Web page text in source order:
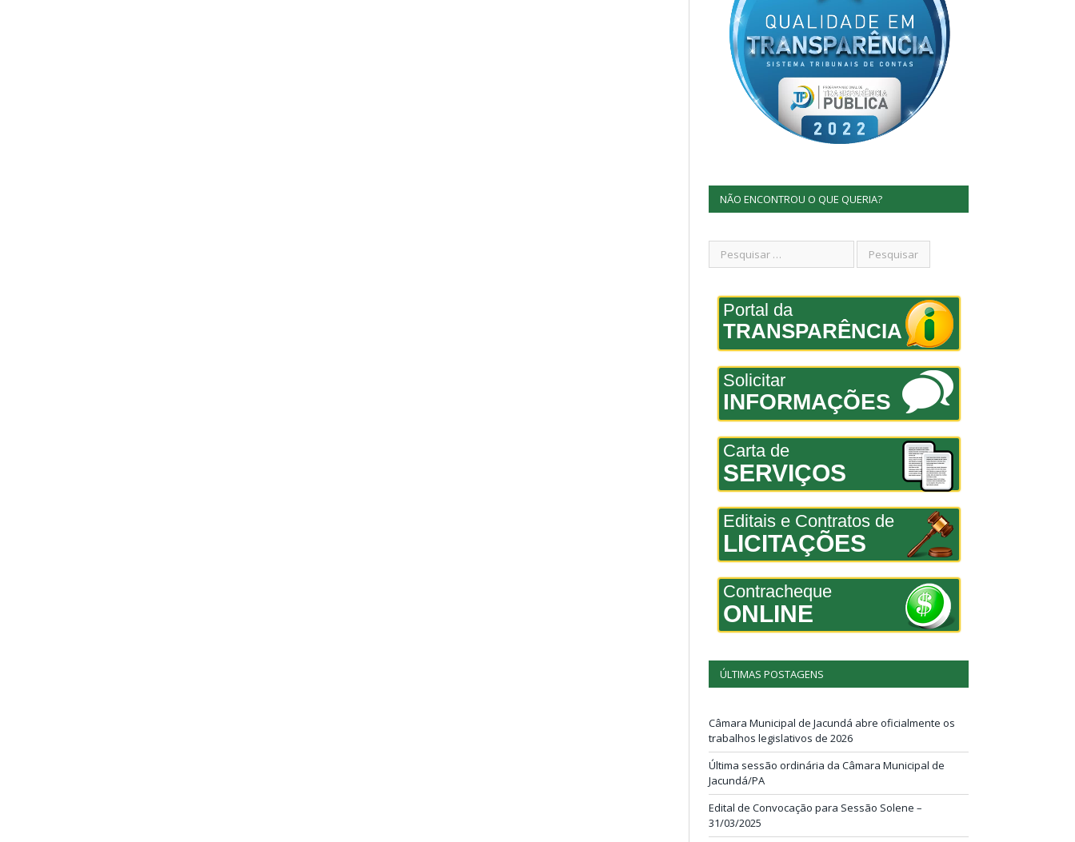
NÃO ENCONTROU O QUE QUERIA?
Portal da
TRANSPARÊNCIA
Solicitar
INFORMAÇÕES
Carta de
SERVIÇOS
Editais e Contratos de
LICITAÇÕES
Contracheque
ONLINE
ÚLTIMAS POSTAGENS
Câmara Municipal de Jacundá abre oficialmente os
trabalhos legislativos de 2026
Última sessão ordinária da Câmara Municipal de
Jacundá/PA
Edital de Convocação para Sessão Solene –
31/03/2025